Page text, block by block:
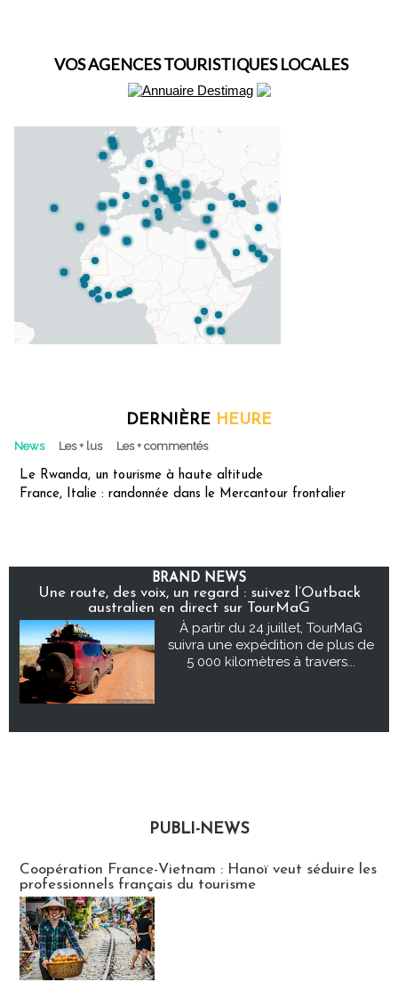
VOS AGENCES TOURISTIQUES LOCALES
DERNIÈRE HEURE
News Les + lus Les + commentés
Le Rwanda, un tourisme à haute altitude
France, Italie : randonnée dans le Mercantour frontalier
BRAND NEWS
Une route, des voix, un regard : suivez l’Outback
australien en direct sur TourMaG
À partir du 24 juillet, TourMaG
suivra une expédition de plus de
5 000 kilomètres à travers...
PUBLI-NEWS
Coopération France-Vietnam : Hanoï veut séduire les
professionnels français du tourisme